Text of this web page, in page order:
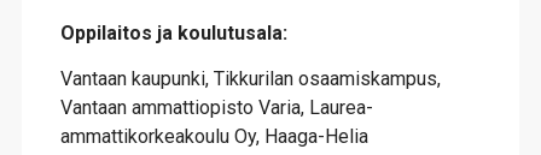
Oppilaitos ja koulutusala:
Vantaan kaupunki, Tikkurilan osaamiskampus,
Vantaan ammattiopisto Varia, Laurea-
ammattikorkeakoulu Oy, Haaga-Helia